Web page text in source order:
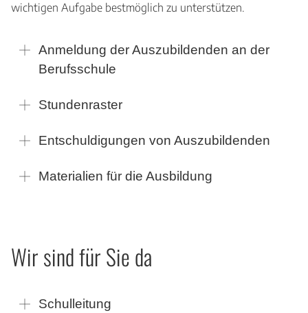
wichtigen Aufgabe bestmöglich zu unterstützen.
Anmeldung der Auszubildenden an der
Berufsschule
Stundenraster
Entschuldigungen von Auszubildenden
Materialien für die Ausbildung
Wir sind für Sie da
Schulleitung